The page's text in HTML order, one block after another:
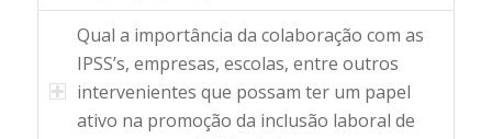
Qual a importância da colaboração com as
IPSS’s, empresas, escolas, entre outros
intervenientes que possam ter um papel
ativo na promoção da inclusão laboral de